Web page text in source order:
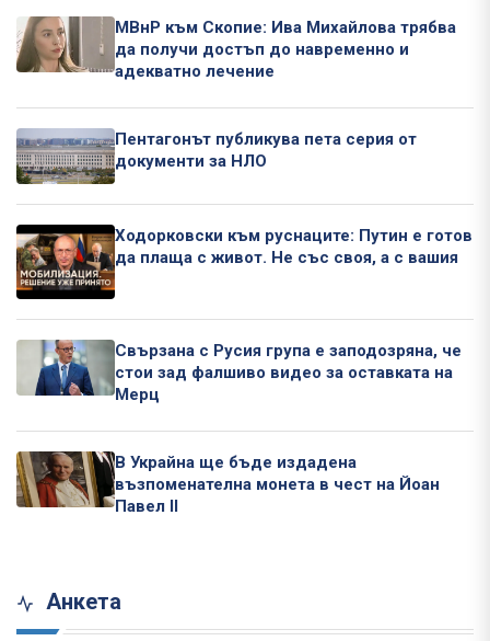
МВнР към Скопие: Ива Михайлова трябва
да получи достъп до навременно и
адекватно лечение
Пентагонът публикува пета серия от
документи за НЛО
Ходорковски към руснаците: Путин е готов
да плаща с живот. Не със своя, а с вашия
Свързана с Русия група е заподозряна, че
стои зад фалшиво видео за оставката на
Мерц
В Украйна ще бъде издадена
възпоменателна монета в чест на Йоан
Павел II
Анкета